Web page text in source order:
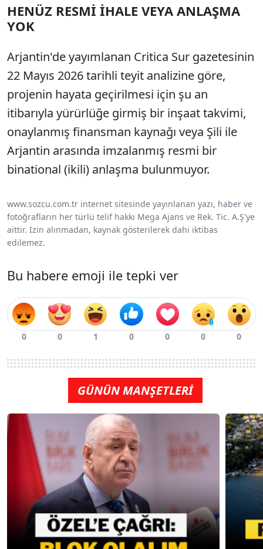
HENÜZ RESMİ İHALE VEYA ANLAŞMA
YOK
Arjantin'de yayımlanan Critica Sur gazetesinin
22 Mayıs 2026 tarihli teyit analizine göre,
projenin hayata geçirilmesi için şu an
itibarıyla yürürlüğe girmiş bir inşaat takvimi,
onaylanmış finansman kaynağı veya Şili ile
Arjantin arasında imzalanmış resmi bir
binational (ikili) anlaşma bulunmuyor.
www.sozcu.com.tr internet sitesinde yayınlanan yazı, haber ve
fotoğrafların her türlü telif hakkı Mega Ajans ve Rek. Tic. A.Ş'ye
aittir. İzin alınmadan, kaynak gösterilerek dahi iktibas
edilemez.
Bu habere emoji ile tepki ver
GÜNÜN MANŞETLERİ